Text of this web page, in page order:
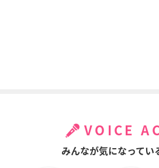
VOICE
みんなが気になってい